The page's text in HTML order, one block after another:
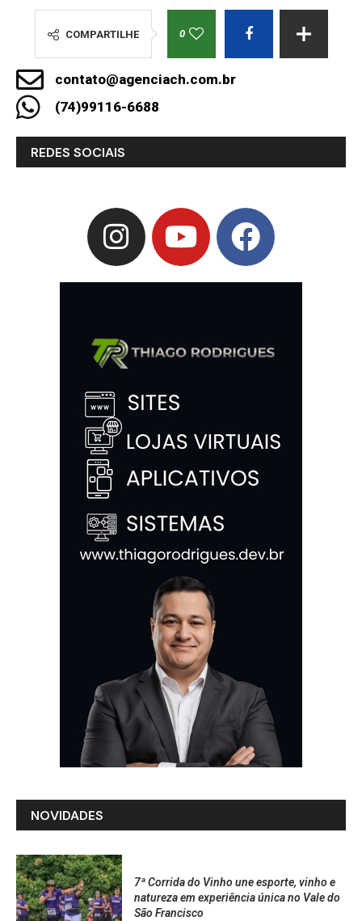
COMPARTILHE 0
contato@agenciach.com.br
(74)99116-6688
REDES SOCIAIS
NOVIDADES
7ª Corrida do Vinho une esporte, vinho e
natureza em experiência única no Vale do
São Francisco